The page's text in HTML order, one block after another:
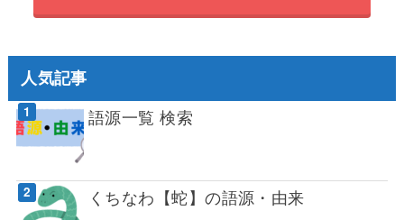
人気記事
語源一覧 検索
くちなわ【蛇】の語源・由来